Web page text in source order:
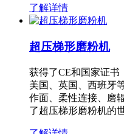
了解详情
超压梯形磨粉机
获得了CE和国家证书
美国、英国、西班牙
作面、柔性连接、磨
了超压梯形磨粉机的